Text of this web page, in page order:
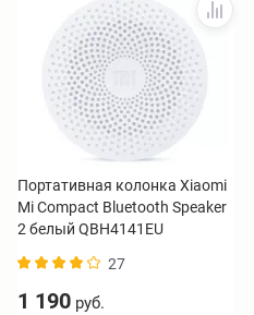
Портативная колонка Xiaomi
Mi Compact Bluetooth Speaker
2 белый QBH4141EU
27
1 190 руб.